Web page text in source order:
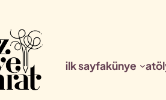
ilk sayfakünye